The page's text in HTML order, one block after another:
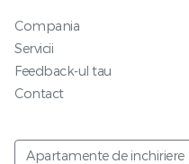
Compania
Servicii
Feedback-ul tau
Contact
Apartamente de inchiriere